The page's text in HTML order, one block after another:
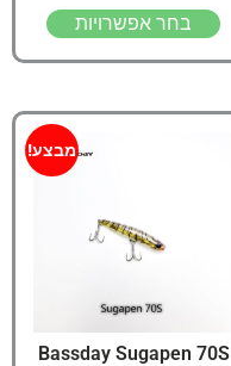
בחר אפשרויות
מבצע!
Bassday Sugapen 70S